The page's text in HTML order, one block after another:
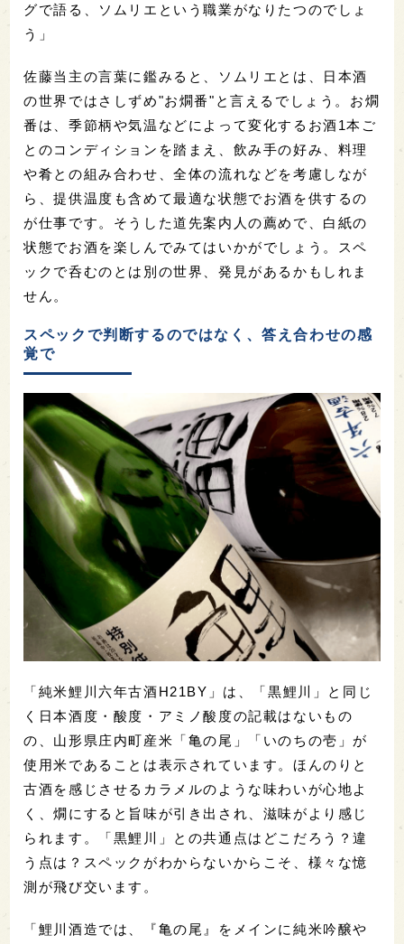
グで語る、ソムリエという職業がなりたつのでしょ
う」
佐藤当主の言葉に鑑みると、ソムリエとは、日本酒
の世界ではさしずめ"お燗番"と言えるでしょう。お燗
番は、季節柄や気温などによって変化するお酒1本ご
とのコンディションを踏まえ、飲み手の好み、料理
や肴との組み合わせ、全体の流れなどを考慮しなが
ら、提供温度も含めて最適な状態でお酒を供するの
が仕事です。そうした道先案内人の薦めで、白紙の
状態でお酒を楽しんでみてはいかがでしょう。スペ
ックで呑むのとは別の世界、発見があるかもしれま
せん。
スペックで判断するのではなく、答え合わせの感
覚で
「純米鯉川六年古酒H21BY」は、「黒鯉川」と同じ
く日本酒度・酸度・アミノ酸度の記載はないもの
の、山形県庄内町産米「亀の尾」「いのちの壱」が
使用米であることは表示されています。ほんのりと
古酒を感じさせるカラメルのような味わいが心地よ
く、燗にすると旨味が引き出され、滋味がより感じ
られます。「黒鯉川」との共通点はどこだろう？違
う点は？スペックがわからないからこそ、様々な憶
測が飛び交います。
「鯉川酒造では、『亀の尾』をメインに純米吟醸や